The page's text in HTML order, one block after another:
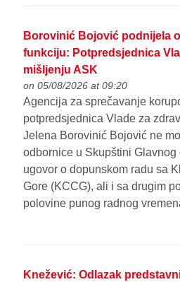
Borovinić Bojović podnijela
funkciju: Potpredsjednica
mišljenju ASK
on 05/08/2026 at 09:20
Agencija za sprečavanje
potpredsjednica Vlade za
Jelena Borovinić Bojović ne
odbornice u Skupštini
ugovor o dopunskom radu sa
Gore (KCCG), ali i sa drugim
polovine punog radnog
Knežević: Odlazak